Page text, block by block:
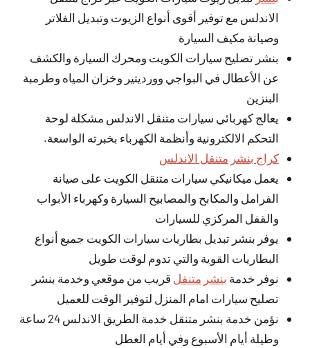
الاندلس مع توفير أقوى أنواع الزيوت وتبديل الفلاتر
وصيانة مكيف السيارة
بنشر تصليح سيارات الكويت ومحرك السيارة والكشف
عن الأعطال في البواجي وورديتير وخزان المياه وطرمبة
البنزين
يعالج كهربائي سيارات متنقل الاندلس مشكلة لوحة
التحكم الالكترونية وأنظمة الكهرباء بخبرته الواسعة.
كراج بنشر متنقل الاندلس
يعمل ميكانيكي سيارات متنقل الكويت على صيانة
الفرامل والمكابح والمصابيح السيارة وكهرباء الأبواب
والقفل المركزي للسيارات
يوفر بنشر تبديل بطاريات سيارات الكويت جميع أنواع
البطاريات القوية والتي تدوم لوقت طويل
نوفر خدمة بنشر متنقل قريب من موقعي وخدمة بنشر
تصليح سيارات امام المنزل لتوفير الوقت للعميل
نؤمن خدمة بنشر متنقل خدمة الطريق الاندلس 24 ساعة
وطيلة أيام الأسبوع وفي أيام العطل